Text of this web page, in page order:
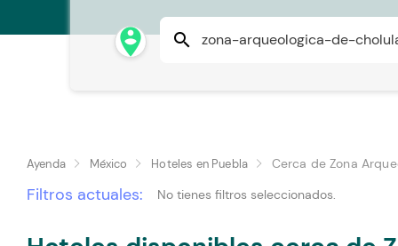
person_pin_circle search
Ayenda México Hoteles en Puebla Cerca de Zona
Filtros actuales: No tienes filtros seleccionados.